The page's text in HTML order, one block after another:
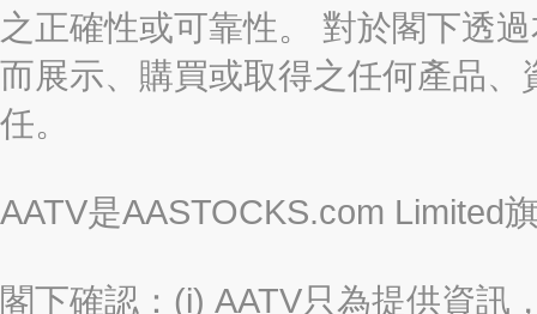
之正確性或可靠性。 對於閣下透
而展示、購買或取得之任何產品
任。
AATV是AASTOCKS.com Limited
閣下確認：(i) AATV只為提供資訊